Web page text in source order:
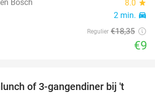
Bosch
8.0 star
2 min. directions_car
Regulier €18,35
€9
35%
of 3-gangendiner bij 't